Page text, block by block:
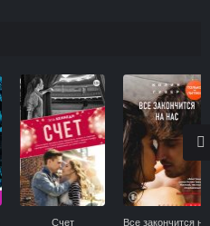
Счет Все закончится на